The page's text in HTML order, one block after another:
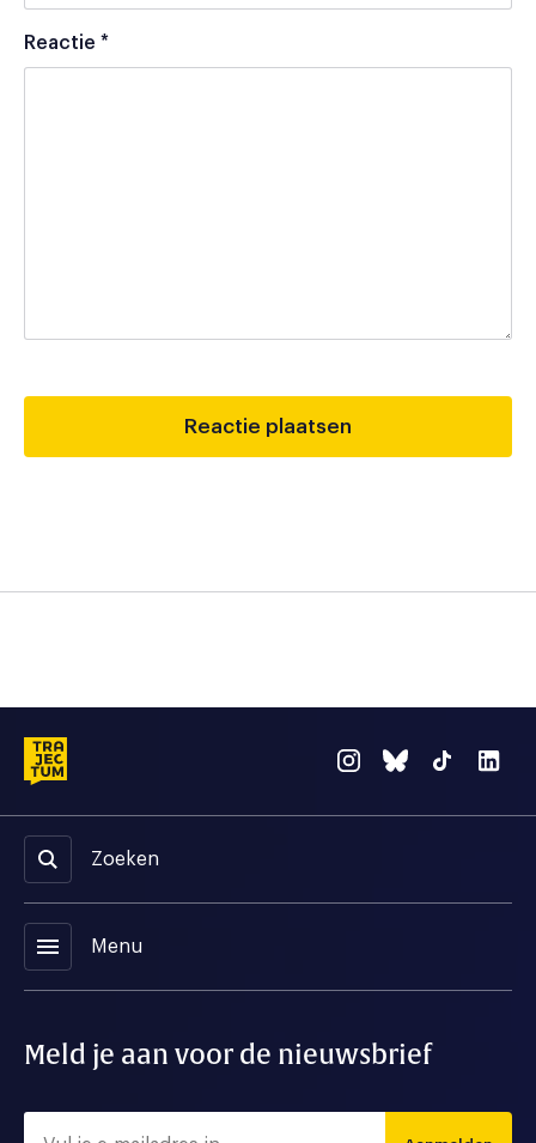
Reactie *
Zoeken
menu Menu
Meld je aan voor de nieuwsbrief